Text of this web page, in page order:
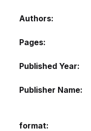
Authors
Pages
Published Year
Publisher Name
format